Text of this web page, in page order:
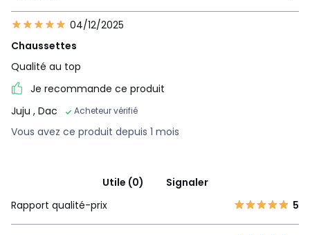
04/12/2025
Chaussettes
Qualité au top
Je recommande ce produit
Juju , Dac Acheteur vérifié
Vous avez ce produit depuis 1 mois
Utile (0)
Signaler
Rapport qualité-prix
5